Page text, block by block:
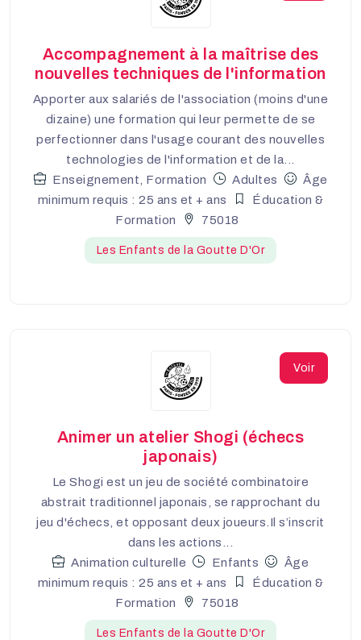
Accompagnement à la maîtrise des
nouvelles techniques de l'information
Apporter aux salariés de l'association (moins d'une
dizaine) une formation qui leur permette de se
perfectionner dans l'usage courant des nouvelles
technologies de l'information et de la...
Enseignement, Formation
Adultes
Âge
minimum requis : 25 ans et + ans
Éducation &
Formation
75018
Les Enfants de la Goutte D'Or
Voir
Animer un atelier Shogi (échecs
japonais)
Le Shogi est un jeu de société combinatoire
abstrait traditionnel japonais, se rapprochant du
jeu d'échecs, et opposant deux joueurs.Il s’inscrit
dans les actions...
Animation culturelle
Enfants
Âge
minimum requis : 25 ans et + ans
Éducation &
Formation
75018
Les Enfants de la Goutte D'Or